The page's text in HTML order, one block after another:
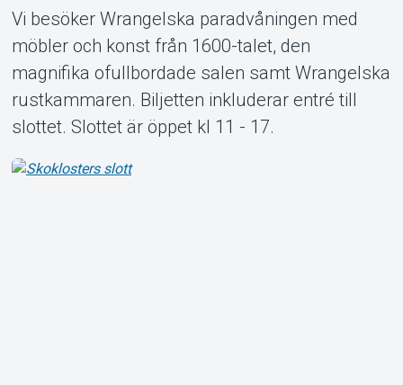
Om Tickster
Vi besöker Wrangelska paradvåningen med
möbler och konst från 1600-talet, den
magnifika ofullbordade salen samt Wrangelska
rustkammaren. Biljetten inkluderar entré till
slottet. Slottet är öppet kl 11 - 17.